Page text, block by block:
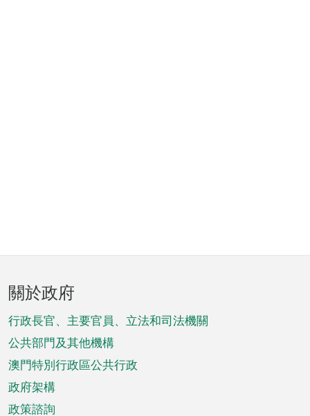
頁
腳
菜
單
關於政府
行政長官、主要官員、立法和司法機關
公共部門及其他機構
澳門特別行政區公共行政
政府架構
政策諮詢